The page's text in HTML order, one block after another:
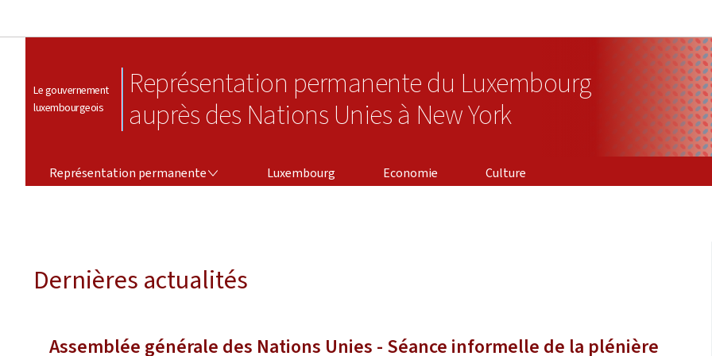
Le gouvernement
luxembourgeois
Représentation permanente du Luxembourg
auprès des Nations Unies à New York
Représentation permanente
REPRÉSENTATION PERMANENTE
Luxembourg Economie
Culture
Dernières actualités
Assemblée générale des Nations Unies - Séance informelle de la plénière